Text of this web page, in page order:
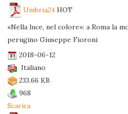
Umbria24 HOT
«Nella luce, nel colore»: a Roma la
perugino Giuseppe Fioroni
2018-06-12
Italiano
233.66 KB
968
Scarica